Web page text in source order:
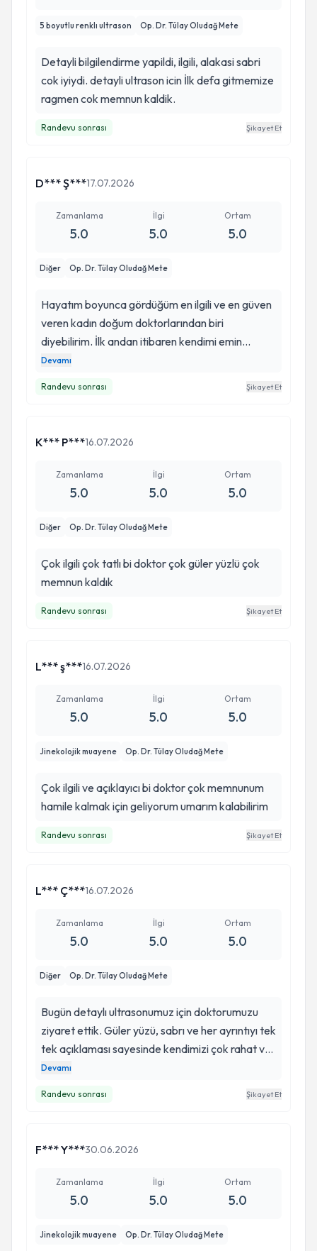
5 boyutlu renklı ultrason Op. Dr. Tülay Oludağ Mete
Detayli bilgilendirme yapildi, ilgili, alakasi sabri
cok iyiydi. detayli ultrason icin İlk defa gitmemize
ragmen cok memnun kaldik.
Randevu sonrası Şikayet Et
D*** Ş***17.07.2026
Zamanlama
5.0
İlgi
5.0
Ortam
5.0
Diğer Op. Dr. Tülay Oludağ Mete
Hayatım boyunca gördüğüm en ilgili ve en güven
veren kadın doğum doktorlarından biri
diyebilirim. İlk andan itibaren kendimi emin
ellerde hissettim. En çok takdir ettiğim şey ise,
anlatılıyordu. Gebeliğim riskli olduğu için her
kontrolde durumumu büyük bir titizlikle
dikkat etmem gerektiğini anlattı ve yapılması
düzenli olarak bilgilendirdi. Her kontrolden sonra
ne yapmam gerektiğini net bir şekilde biliyordum.
gerçekten örnek alınacak seviyede. Kendimi her
zorunda kalmasaydım, doğumumu da hiç
düşünmeden kendisiyle yapmak isterdim.
Maalesef sadece taşınmış olmam nedeniyle
herkese tavsiye edebileceğim, işini büyük bir
şey için sonsuz teşekkür ederim.
Devamı
Randevu sonrası Şikayet Et
K*** P***16.07.2026
Zamanlama
5.0
İlgi
5.0
Ortam
5.0
Diğer Op. Dr. Tülay Oludağ Mete
Çok ilgili çok tatlı bi doktor çok güler yüzlü çok
memnun kaldık
Randevu sonrası Şikayet Et
L*** ş***16.07.2026
Zamanlama
5.0
İlgi
5.0
Ortam
5.0
Jinekolojik muayene Op. Dr. Tülay Oludağ Mete
Çok ilgili ve açıklayıcı bi doktor çok memnunum
hamile kalmak için geliyorum umarım kalabilirim
Randevu sonrası Şikayet Et
L*** Ç***16.07.2026
Zamanlama
5.0
İlgi
5.0
Ortam
5.0
Diğer Op. Dr. Tülay Oludağ Mete
Bugün detaylı ultrasonumuz için doktorumuzu
ziyaret ettik. Güler yüzü, sabrı ve her ayrıntıyı tek
tek açıklaması sayesinde kendimizi çok rahat ve
güvende hissettik. Bebeğimizi büyük bir özenle
doktor.
Devamı
Randevu sonrası Şikayet Et
F*** Y***30.06.2026
Zamanlama
5.0
İlgi
5.0
Ortam
5.0
Jinekolojik muayene Op. Dr. Tülay Oludağ Mete